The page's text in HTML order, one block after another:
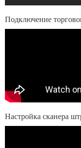
Подключение
Настройка сканера